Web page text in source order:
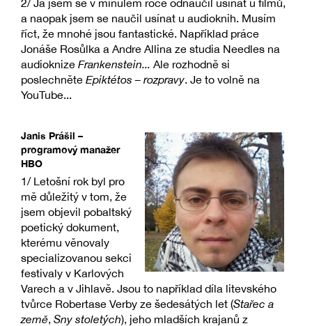
2/ Já jsem se v minulém roce odnaučil usínat u filmů,
a naopak jsem se naučil usínat u audioknih. Musím
říct, že mnohé jsou fantastické. Například práce
Jonáše Rosůlka a Andre Allina ze studia Needles na
audioknize Frankenstein... Ale rozhodně si
poslechněte Epiktétos – rozpravy. Je to volně na
YouTube...
Janis Prášil –
programový manažer
HBO
1/ Letošní rok byl pro
mě důležitý v tom, že
jsem objevil pobaltský
poetický dokument,
kterému věnovaly
specializovanou sekci
festivaly v Karlových
Varech a v Jihlavě. Jsou to například díla litevského
tvůrce Robertase Verby ze šedesátých let (Stařec a
země, Sny stoletých), jeho mladších krajanů z